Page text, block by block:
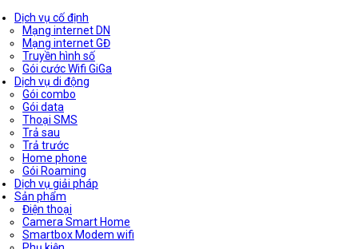
Dịch vụ cố định
Mạng internet DN
Mạng internet GĐ
Truyền hình số
Gói cước Wifi GiGa
Dịch vụ di động
Gói combo
Gói data
Thoại SMS
Trả sau
Trả trước
Home phone
Gói Roaming
Dịch vụ giải pháp
Sản phẩm
Điện thoại
Camera Smart Home
Smartbox Modem wifi